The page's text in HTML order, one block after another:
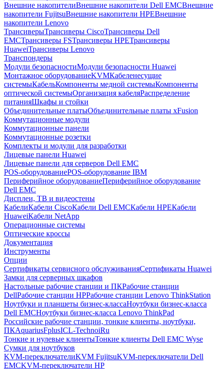
Внешние накопителиВнешние накопители Dell EMCВнешние
накопители FujitsuВнешние накопители HPEВнешние
накопители Lenovo
ТрансиверыТрансиверы CiscoТрансиверы Dell
EMCТрансиверы FSТрансиверы HPEТрансиверы
HuaweiТрансиверы Lenovo
Транспондеры
Модули безопасностиМодули безопасности Huawei
Монтажное оборудованиеKVMКабеленесущие
системыКабельКомпоненты медной системыКомпоненты
оптической системыОрганизация кабеляРаспределение
питанияШкафы и стойки
Объединительные платыОбъединительные платы xFusion
Коммутационные модули
Коммутационные панели
Коммутационные розетки
Комплекты и модули для разработки
Лицевые панели Huawei
Лицевые панели для серверов Dell EMC
POS-оборудованиеPOS-оборудование IBM
Периферийное оборудованиеПериферийное оборудование
Dell EMC
Дисплеи, ТВ и видеостены
КабелиКабели CiscoКабели Dell EMCКабели HPEКабели
HuaweiКабели NetApp
Операционные системы
Оптические кроссы
Документация
Инструменты
Опции
Сертификаты сервисного обслуживанияСертификаты Huawei
Замки для серверных шкафов
Настольные рабочие станции и ПКРабочие станции
DellРабочие станции HPРабочие станции Lenovo ThinkStation
Ноутбуки и планшеты бизнес-классаНоутбуки бизнес-класса
Dell EMCНоутбуки бизнес-класса Lenovo ThinkPad
Российские рабочие станции, тонкие клиенты, ноутбуки,
ПКAquariusFplusICL-TechnoiRu
Тонкие и нулевые клиентыТонкие клиенты Dell EMC Wyse
Сумки для ноутбуков
KVM-переключателиKVM FujitsuKVM-переключатели Dell
EMCKVM-переключатели HP